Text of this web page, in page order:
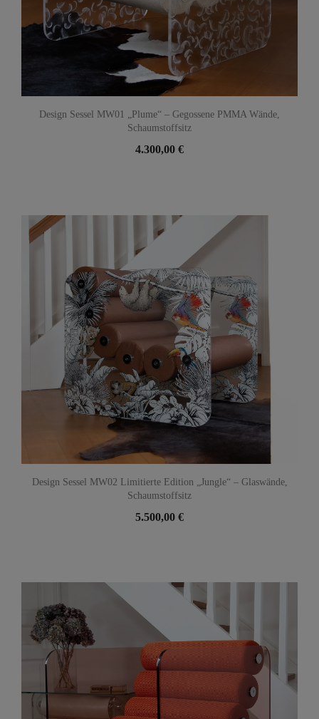
Design Sessel MW01 „Plume“ – Gegossene PMMA Wände,
Schaumstoffsitz
4.300,00 €
Design Sessel MW02 Limitierte Edition „Jungle“ – Glaswände,
Schaumstoffsitz
5.500,00 €